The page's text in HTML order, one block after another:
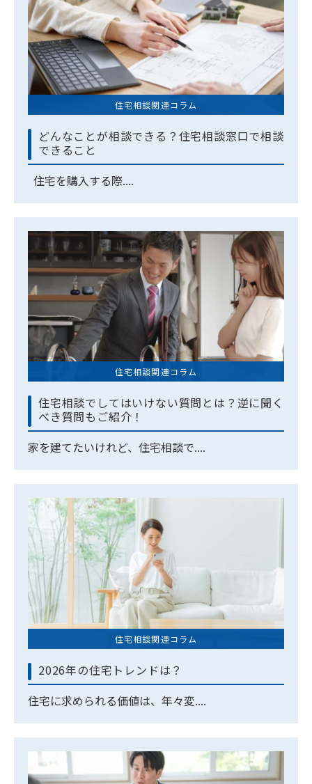
住宅相談関連コラム
どんなことが相談できる？住宅相談窓口で相談
できること
住宅を購入する際....
住宅相談関連コラム
住宅相談でしてはいけない質問とは？逆に聞く
べき質問もご紹介！
家を建てたいけれど、住宅相談で....
住宅相談関連コラム
2026年の住宅トレンドは？
住宅に求められる価値は、年々変....